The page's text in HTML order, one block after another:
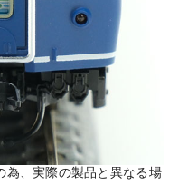
、実際の製品と異なる場